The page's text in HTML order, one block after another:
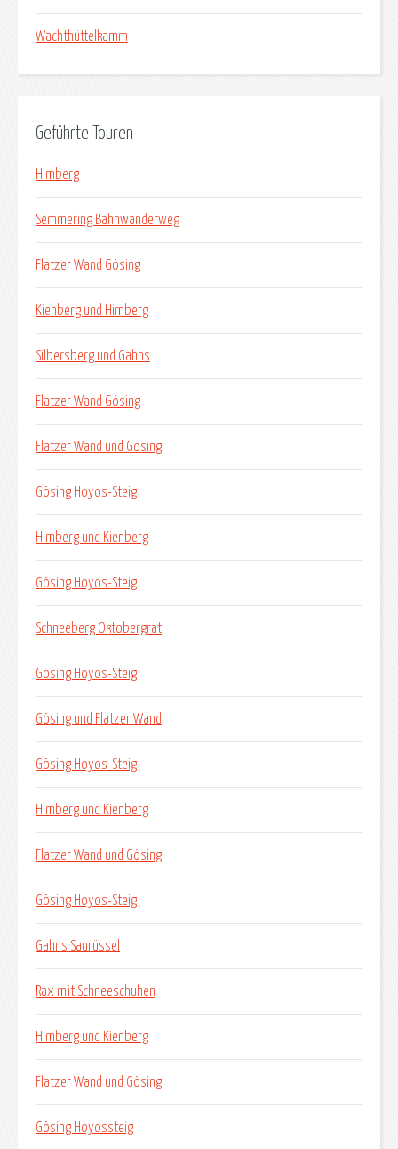
Wachthüttelkamm
Geführte Touren
Himberg
Semmering Bahnwanderweg
Flatzer Wand Gösing
Kienberg und Himberg
Silbersberg und Gahns
Flatzer Wand Gösing
Flatzer Wand und Gösing
Gösing Hoyos-Steig
Himberg und Kienberg
Gösing Hoyos-Steig
Schneeberg Oktobergrat
Gösing Hoyos-Steig
Gösing und Flatzer Wand
Gösing Hoyos-Steig
Himberg und Kienberg
Flatzer Wand und Gösing
Gösing Hoyos-Steig
Gahns Saurüssel
Rax mit Schneeschuhen
Himberg und Kienberg
Flatzer Wand und Gösing
Gösing Hoyossteig